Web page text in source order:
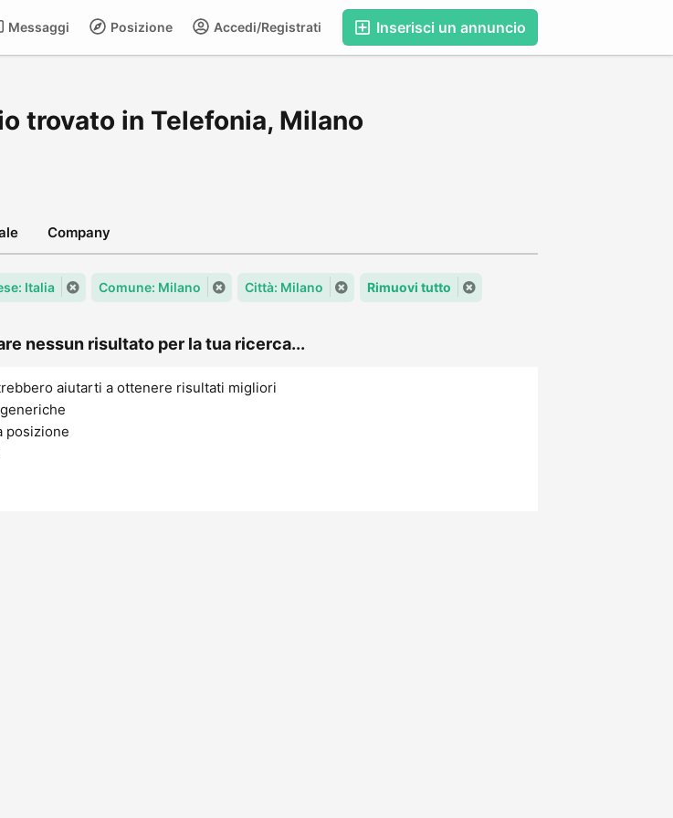
Inserisci un annuncio
Accedi/Registrati
Posizione
Messaggi
trovato in Telefonia, Milano
Company
Italia Comune: Milano Città: Milano Rimuovi tutto
nessun risultato per la tua ricerca...
aiutarti a ottenere risultati migliori
posizione